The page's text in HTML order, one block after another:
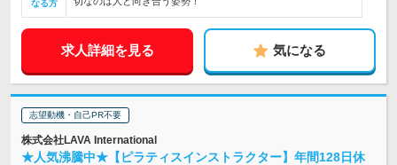
なる方
求人詳細を見る 気になる
志望動機・自己PR不要
株式会社LAVA International
★人気沸騰中★【ピラティスインストラクター】年間128日休